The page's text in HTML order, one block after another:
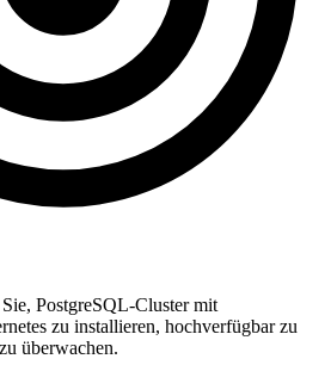
PostgreSQL-Cluster mit
zu installieren, hochverfügbar zu
überwachen.